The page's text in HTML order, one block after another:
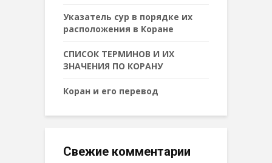
Указатель сур в порядке их
расположения в Коране
СПИСОК ТЕРМИНОВ И ИХ
ЗНАЧЕНИЯ ПО КОРАНУ
Коран и его перевод
Свежие комментарии